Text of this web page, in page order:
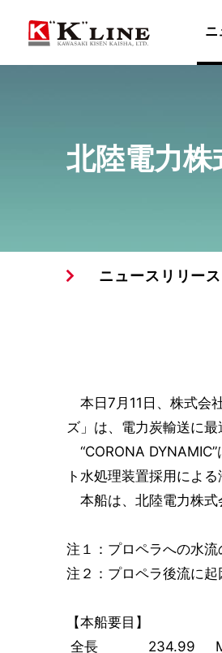
北陸電力株
ニュースリリース
本日7月11日、株式会
ズ」は、電力炭輸送に最
“CORONA
ト水処理装置採用によ
本船は、北陸電力株式
注１：プロペラへの水
注２：プロペラ後流に
【本船要目】
全長 234.99 M
ニ
ドライバルク船事業 自
経営方針 IRライブラリ
社長メッセージ “K”
企業理念 社長ごあいさ
陸上職・海上職 新卒採用